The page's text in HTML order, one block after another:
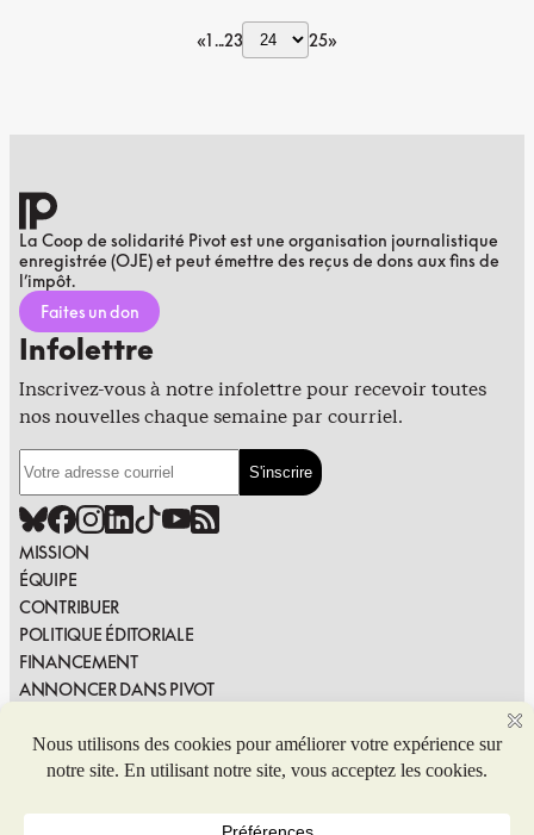
«1 23 25»
La Coop de solidarité Pivot est une organisation journalistique
enregistrée (OJE) et peut émettre des reçus de dons aux fins de
l’impôt.
Faites un don
Infolettre
Inscrivez-vous à notre infolettre pour recevoir toutes
nos nouvelles chaque semaine par courriel.
MISSION
ÉQUIPE
CONTRIBUER
POLITIQUE ÉDITORIALE
FINANCEMENT
ANNONCER DANS PIVOT
SIGNALER UNE ERREUR
NOUS JOINDRE